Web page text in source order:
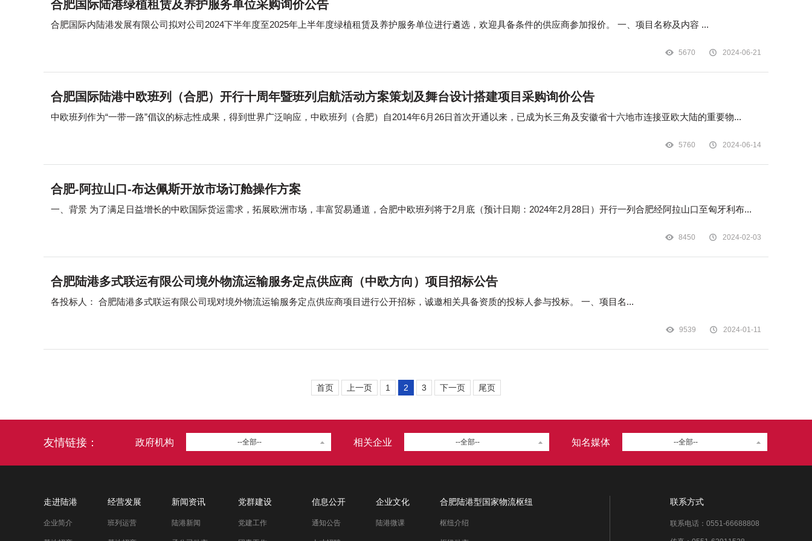
合肥国际陆港绿植租赁及养护服务单位采购询价公告
合肥国际内陆港发展有限公司拟对公司2024下半年度至2025年上半年度绿植租赁及养护服务单位进行遴选，欢迎具备条件的供应商参加报价。 一、项目名称及内容 ...
5670 2024-06-21
合肥国际陆港中欧班列（合肥）开行十周年暨班列启航活动方案策划及舞台设计搭建项目采购询价公告
中欧班列作为“一带一路”倡议的标志性成果，得到世界广泛响应，中欧班列（合肥）自2014年6月26日首次开通以来，已成为长三角及安徽省十六地市连接亚欧大陆的重要物...
5760 2024-06-14
合肥-阿拉山口-布达佩斯开放市场订舱操作方案
一、背景 为了满足日益增长的中欧国际货运需求，拓展欧洲市场，丰富贸易通道，合肥中欧班列将于2月底（预计日期：2024年2月28日）开行一列合肥经阿拉山口至匈牙利布...
8450 2024-02-03
合肥陆港多式联运有限公司境外物流运输服务定点供应商（中欧方向）项目招标公告
各投标人： 合肥陆港多式联运有限公司现对境外物流运输服务定点供应商项目进行公开招标，诚邀相关具备资质的投标人参与投标。 一、项目名...
9539 2024-01-11
首页 上一页 1 2 3 下一页 尾页
友情链接： 政府机构 --全部-- 相关企业 --全部-- 知名媒体 --全部--
走进陆港
企业简介
经营发展
班列运营
新闻资讯
陆港新闻
党群建设
党建工作
信息公开
通知公告
企业文化
陆港微课
合肥陆港型国家物流枢纽
枢纽介绍
联系方式
联系电话：0551-66688808